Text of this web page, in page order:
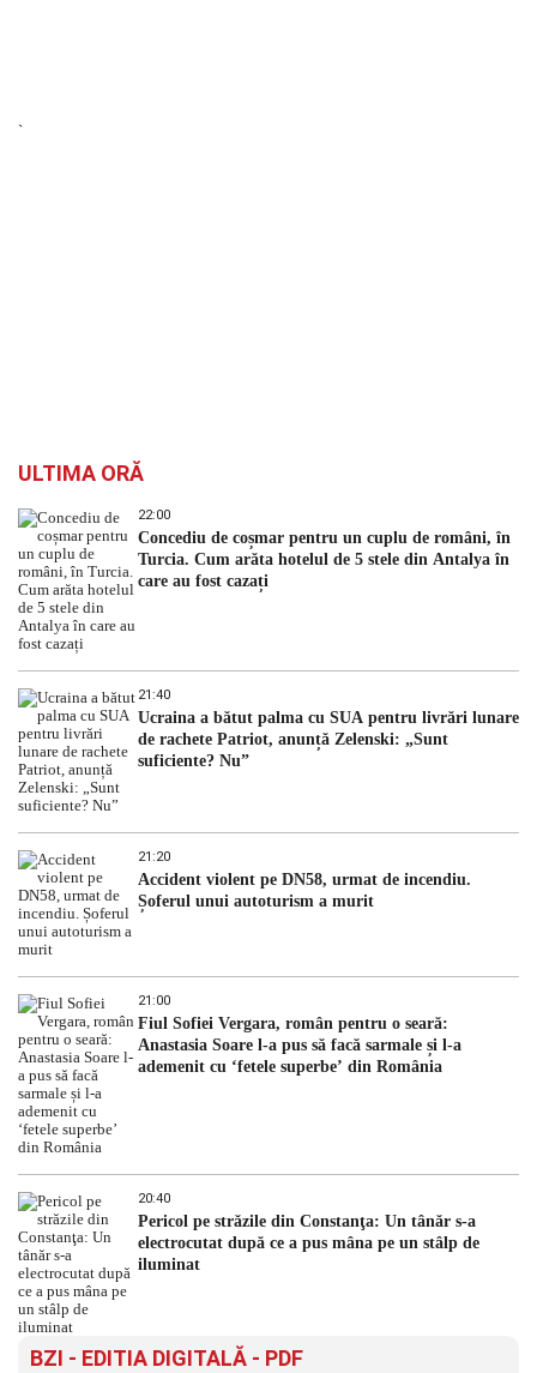
`
ULTIMA ORĂ
22:00
Concediu de coșmar pentru un cuplu de români, în
Turcia. Cum arăta hotelul de 5 stele din Antalya în
care au fost cazați
21:40
Ucraina a bătut palma cu SUA pentru livrări lunare
de rachete Patriot, anunță Zelenski: „Sunt
suficiente? Nu”
21:20
Accident violent pe DN58, urmat de incendiu.
Șoferul unui autoturism a murit
21:00
Fiul Sofiei Vergara, român pentru o seară:
Anastasia Soare l-a pus să facă sarmale și l-a
ademenit cu ‘fetele superbe’ din România
20:40
Pericol pe străzile din Constanţa: Un tânăr s-a
electrocutat după ce a pus mâna pe un stâlp de
iluminat
BZI - EDITIA DIGITALĂ - PDF